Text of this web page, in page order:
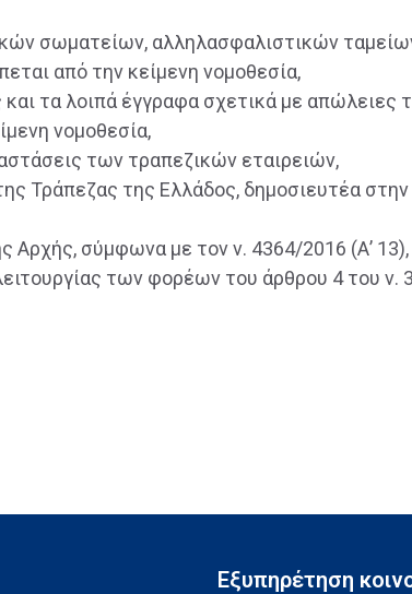
σωματείων, αλληλασφαλιστικών
από την κείμενη νομοθεσία,
και τα λοιπά έγγραφα σχετικά με απώλειες
νομοθεσία,
των τραπεζικών εταιρειών,
Τράπεζας της Ελλάδος, δημοσιευτέα
Αρχής, σύμφωνα με τον ν. 4364/2016 (Α’ 13),
των φορέων του άρθρου 4 του ν.
Εξυπηρέτηση